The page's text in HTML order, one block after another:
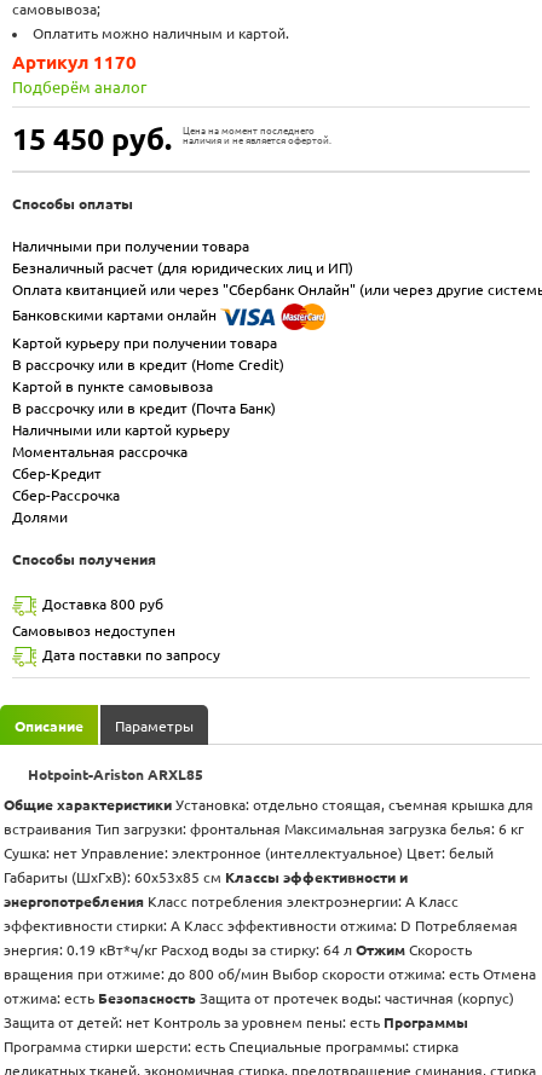
самовывоза;
Оплатить можно наличным и картой.
15 450 руб.
Цена на момент последнего
наличия и не является офертой.
Артикул 1170
Подберём аналог
Способы оплаты
Наличными при получении товара
Безналичный расчет (для юридических лиц и ИП)
Оплата квитанцией или через "Сбербанк Онлайн" (или через другие
Банковскими картами онлайн
Картой курьеру при получении товара
В рассрочку или в кредит (Home Credit)
Картой в пункте самовывоза
В рассрочку или в кредит (Почта Банк)
Наличными или картой курьеру
Моментальная рассрочка
Сбер-Кредит
Сбер-Рассрочка
Долями
Способы получения
Доставка 800 руб
Самовывоз недоступен
Дата поставки по запросу
Описание Параметры
Hotpoint-Ariston ARXL85
Общие характеристики Установка: отдельно стоящая, съемная крышка для
встраивания Тип загрузки: фронтальная Максимальная загрузка белья: 6 кг
Сушка: нет Управление: электронное (интеллектуальное) Цвет: белый
Габариты (ШxГxВ): 60x53x85 см Классы эффективности и
энергопотребления Класс потребления электроэнергии: A Класс
эффективности стирки: A Класс эффективности отжима: D Потребляемая
энергия: 0.19 кВт*ч/кг Расход воды за стирку: 64 л Отжим Скорость
вращения при отжиме: до 800 об/мин Выбор скорости отжима: есть Отмена
отжима: есть Безопасность Защита от протечек воды: частичная (корпус)
Защита от детей: нет Контроль за уровнем пены: есть Программы
Программа стирки шерсти: есть Специальные программы: стирка
деликатных тканей, экономичная стирка, предотвращение сминания, стирка